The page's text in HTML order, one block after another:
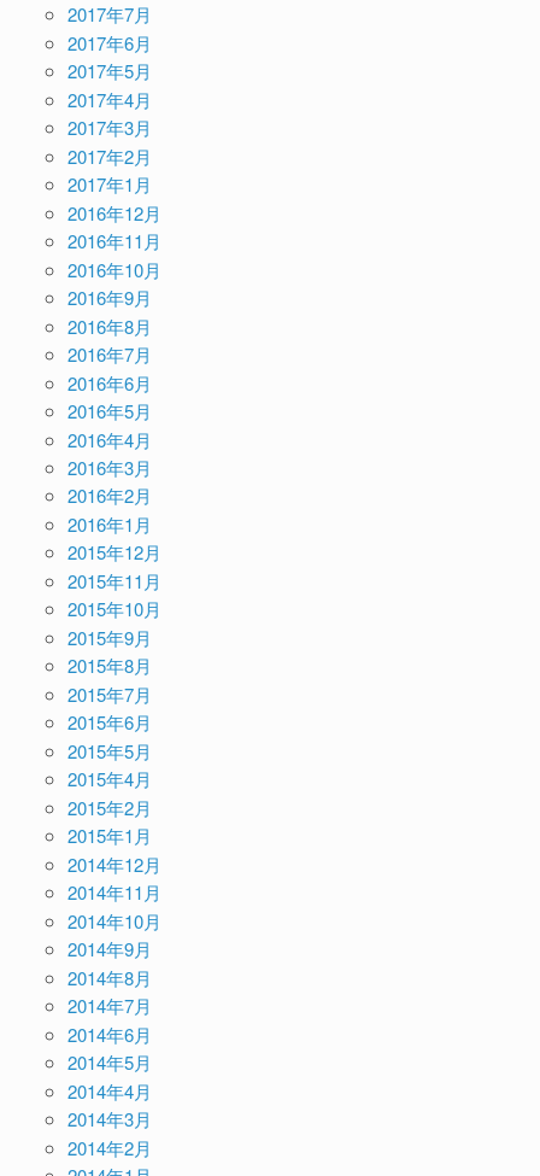
2017年7月
2017年6月
2017年5月
2017年4月
2017年3月
2017年2月
2017年1月
2016年12月
2016年11月
2016年10月
2016年9月
2016年8月
2016年7月
2016年6月
2016年5月
2016年4月
2016年3月
2016年2月
2016年1月
2015年12月
2015年11月
2015年10月
2015年9月
2015年8月
2015年7月
2015年6月
2015年5月
2015年4月
2015年2月
2015年1月
2014年12月
2014年11月
2014年10月
2014年9月
2014年8月
2014年7月
2014年6月
2014年5月
2014年4月
2014年3月
2014年2月